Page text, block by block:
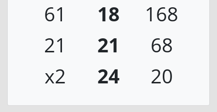
61
18
168
21
21
68
x2
24 20